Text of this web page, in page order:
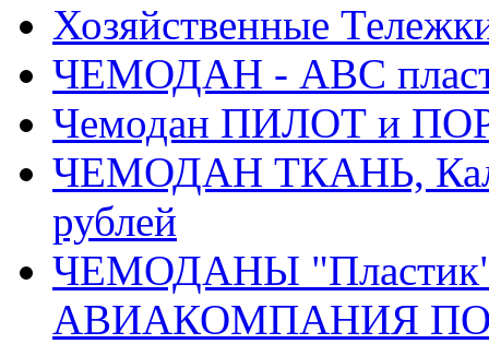
Хозяйственные
ЧЕМОДАН - АВС
Чемодан ПИЛОТ и
ЧЕМОДАН ТКАНЬ,
рублей
ЧЕМОДАНЫ "Пластик"
АВИАКОМПАНИЯ